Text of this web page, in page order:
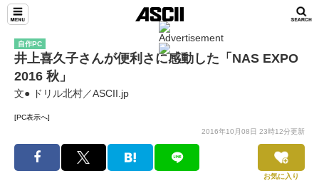
自作PC
井上喜久子さんが便利さに感動した「NAS EXPO
2016 秋」
文● ドリル北村／ASCII.jp
[PC表示へ]
2016年10月08日 23時12分更新
お気に入り